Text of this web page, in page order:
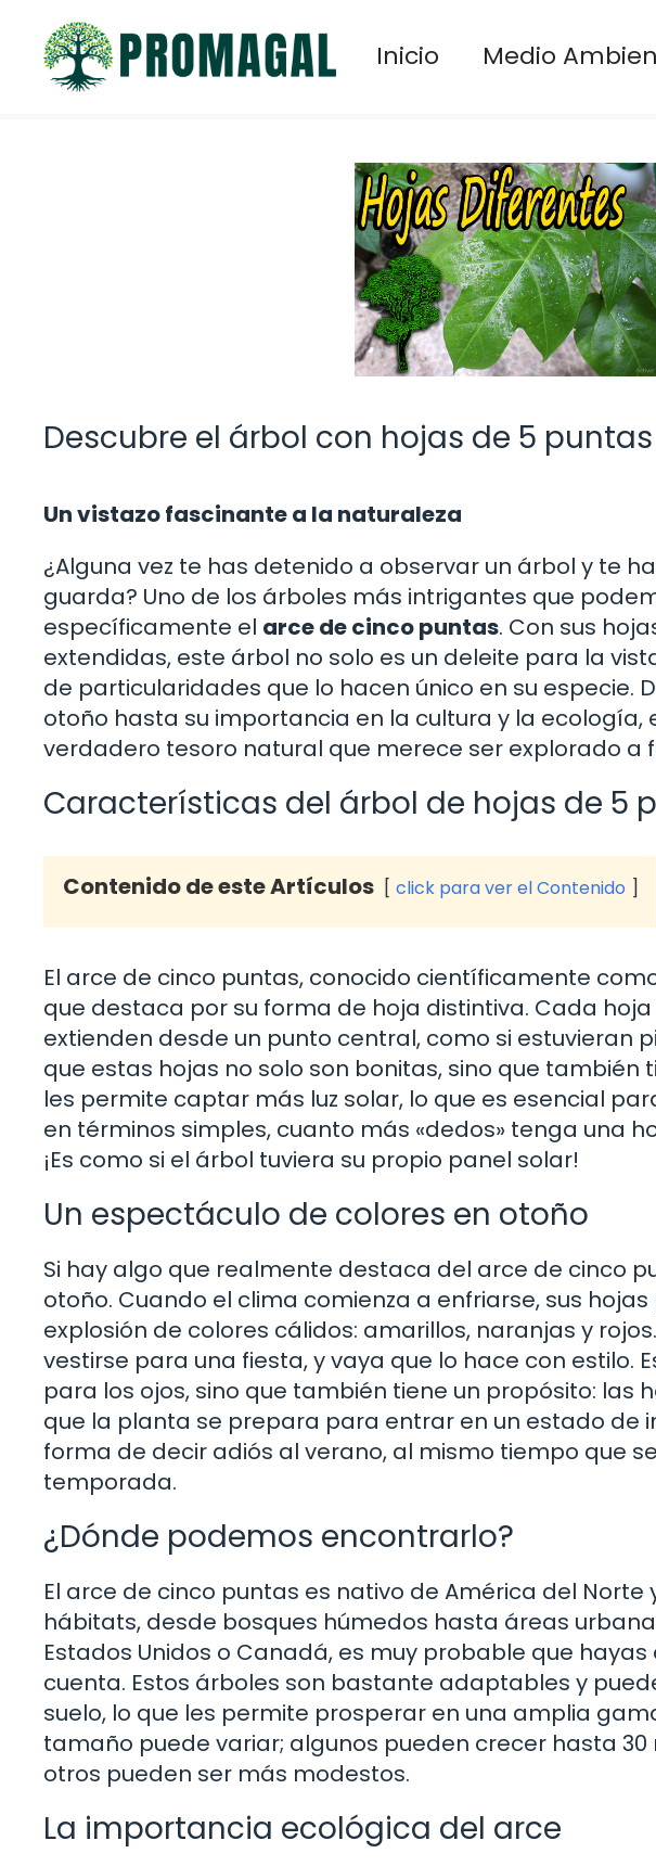
contenido
Inicio Medio
Descubre el árbol con hojas de 5
Un vistazo fascinante a la naturaleza
¿Alguna vez te has detenido a observar un árbol y te
guarda? Uno de los árboles más intrigantes que
específicamente el arce de cinco puntas. Con sus
extendidas, este árbol no solo es un deleite para la
de particularidades que lo hacen único en su especie.
otoño hasta su importancia en la cultura y la ecología,
verdadero tesoro natural que merece ser explorado a
Características del árbol de hojas de 5
Contenido de este Artículos click para ver el Contenido
El arce de cinco puntas, conocido científicamente
que destaca por su forma de hoja distintiva. Cada
extienden desde un punto central, como si estuvieran
que estas hojas no solo son bonitas, sino que también
les permite captar más luz solar, lo que es esencial
en términos simples, cuanto más «dedos» tenga una
¡Es como si el árbol tuviera su propio panel solar!
Un espectáculo de colores en otoño
Si hay algo que realmente destaca del arce de cinco
otoño. Cuando el clima comienza a enfriarse, sus
explosión de colores cálidos: amarillos, naranjas y
vestirse para una fiesta, y vaya que lo hace con estilo.
para los ojos, sino que también tiene un propósito: las
que la planta se prepara para entrar en un estado de
forma de decir adiós al verano, al mismo tiempo que
temporada.
¿Dónde podemos encontrarlo?
El arce de cinco puntas es nativo de América del
hábitats, desde bosques húmedos hasta áreas
Estados Unidos o Canadá, es muy probable que
cuenta. Estos árboles son bastante adaptables y
suelo, lo que les permite prosperar en una amplia
tamaño puede variar; algunos pueden crecer hasta
otros pueden ser más modestos.
La importancia ecológica del arce